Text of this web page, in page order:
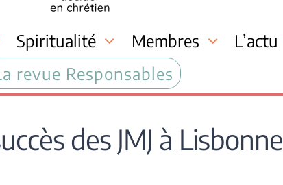
Spiritualité Membres L’actu
revue Responsables
des JMJ à Lisbonne